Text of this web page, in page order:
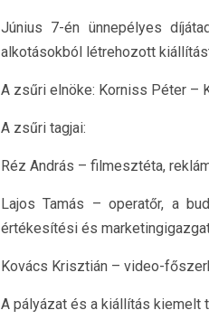
Június 7-én ünnepélyes
alkotásokból létrehozott
A zsűri elnöke: Korniss Péter –
A zsűri tagjai:
Réz András – filmesztéta,
Lajos Tamás – operatőr, a
értékesítési és
Kovács Krisztián – video-
A pályázat és a kiállítás kiemelt